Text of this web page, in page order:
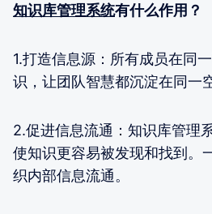
知识库管理系统有什么作用？
1.打造信息源：所有成员在同
识，让团队智慧都沉淀在同一
2.促进信息流通：知识库管理
使知识更容易被发现和找到。
织内部信息流通。